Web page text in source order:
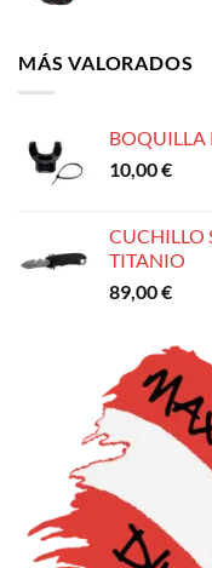
era:
MÁS VALORADOS
BOQUILLA
10,00€
CUCHILLO
TITANIO
89,00€